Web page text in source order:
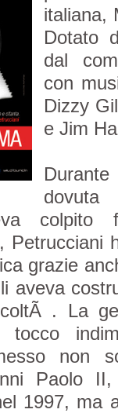
italiana,
Dotato
dal
con
Dizzy
e Jim
dovuta
colpito
Petrucciani
grazie
aveva
. La
non
Paolo
1997, ma